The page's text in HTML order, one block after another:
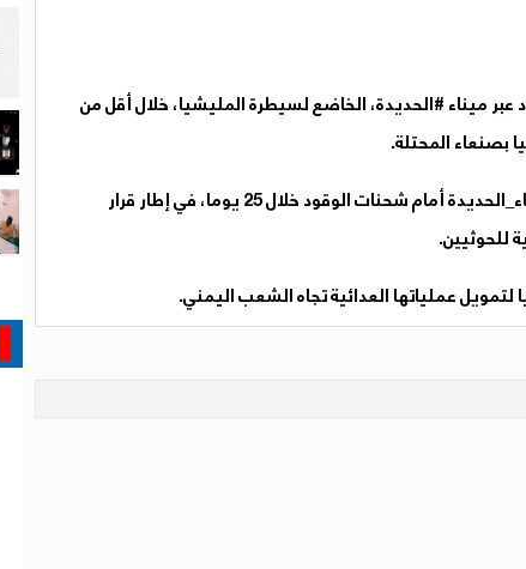
ميناء #الحديدة، الخاضع لسيطرة المليشيا، خلال أقل من
بصنعاء المحتلة.
وقال المصدر، إن التحذير الإيراني أشار إلى أن الولايات المتحدة تعتزم إغلاق #ميناء_الحديدة أمام شحنات الوقود خلال 25 يوما، في إطار قرار
للحوثيين.
لتمويل عملياتها العدائية تجاه الشعب اليمني.